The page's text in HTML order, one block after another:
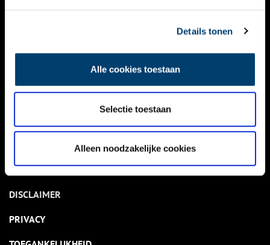
Details tonen
Alle cookies toestaan
Selectie toestaan
Alleen noodzakelijke cookies
KALENDER
ACTIVITEITEN
NIEUWSBRIEF
DISCLAIMER
PRIVACY